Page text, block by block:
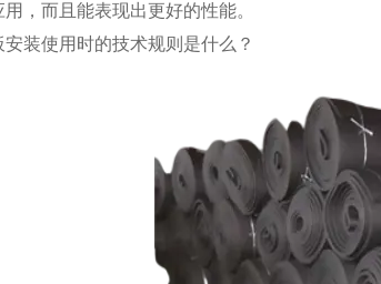
，而且能表现出更好的性能。
装使用时的技术规则是什么？